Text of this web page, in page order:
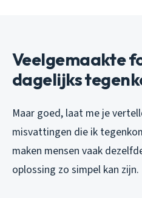
Veelgemaakte
dagelijks
Maar goed, laat me je
misvattingen die ik
maken mensen vaak
oplossing zo simpel kan zijn.